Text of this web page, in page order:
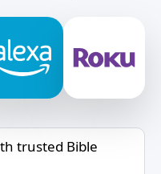
trusted Bible